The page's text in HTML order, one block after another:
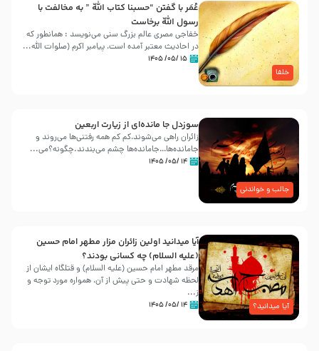
خلفا
عُمَر با گفتن “حسبنا كتاب اللّه ” به مخالفت با
رسول اللّه برخاست
خفاجی مصری عالم بزرگ سنی می‌نویسد : همانطور که
در احادیث معتبر آمده است، پیامبر اکرم (صلوات اللّه...
۱۵ /۰۵/ ۱۴۰۵
جالب و خواندنی
سوزدل جا مانده‌ای از زیارت اربعین
زائران راهی می‌شوند،کم‌ کم همه رفتنی‌ها می‌روند و
جامانده‌ها…جامانده‌ها چشم می‌بندند.چگونه؟می‌...
۱۴ /۰۵/ ۱۴۰۵
آیا میدانید؟
آیا میدانید اولین زائران مزار مطهر امام حسین
(علیه السلام) چه کسانی بودند؟
مرقد مطهر امام حسین (علیه السلام) و قتلگاه ایشان از
لحظه شهادت و حتی پیش از آن، همواره مورد توجه و
ز...
۱۴ /۰۵/ ۱۴۰۵